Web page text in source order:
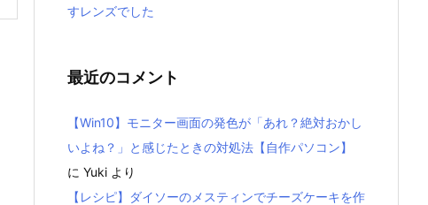
すレンズでした
最近のコメント
【Win10】モニター画面の発色が「あれ？絶対おかし
いよね？」と感じたときの対処法【自作パソコン】
に Yuki より
【レシピ】ダイソーのメスティンでチーズケーキを作